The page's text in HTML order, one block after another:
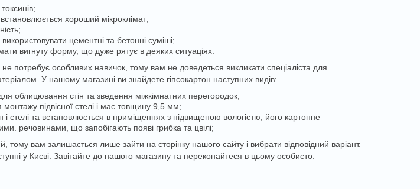
хороший мікроклімат;
цементні та бетонні суміші;
вигнуту форму, що дуже рятує в деяких ситуаціях.
потребує особливих навичок, тому вам не доведеться викликати спеціаліста для
У нашому магазині ви знайдете гіпсокартон наступних видів:
облицювання стін та зведення міжкімнатних перегородок;
монтажу підвісної стелі і має товщину 9,5 мм;
і стелі та встановлюється в приміщеннях з підвищеною вологістю, його картонне
речовинами, що запобігають появі грибка та цвілі;
тому вам залишається лише зайти на сторінку нашого сайту і вибрати відповідний варіант.
у Києві. Завітайте до нашого магазину та переконайтеся в цьому особисто.